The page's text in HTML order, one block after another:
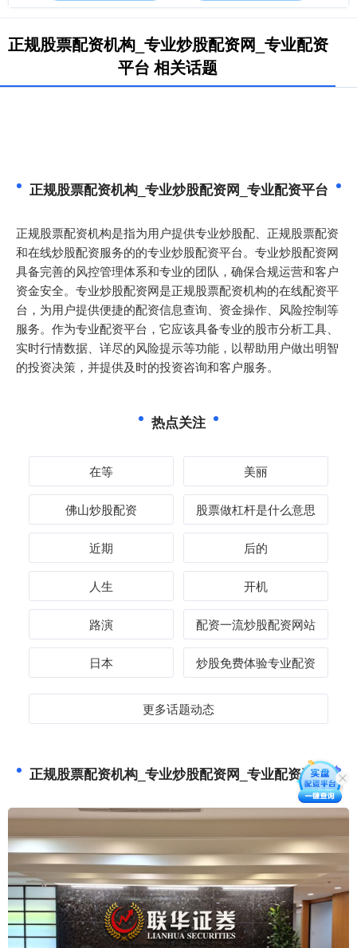
正规股票配资机构_专业炒股配资网_专业配资
平台 相关话题
正规股票配资机构_专业炒股配资网_专业配资平台
正规股票配资机构是指为用户提供专业炒股配、正规股票配资
和在线炒股配资服务的的专业炒股配资平台。专业炒股配资网
具备完善的风控管理体系和专业的团队，确保合规运营和客户
资金安全。专业炒股配资网是正规股票配资机构的在线配资平
台，为用户提供便捷的配资信息查询、资金操作、风险控制等
服务。作为专业配资平台，它应该具备专业的股市分析工具、
实时行情数据、详尽的风险提示等功能，以帮助用户做出明智
的投资决策，并提供及时的投资咨询和客户服务。
热点关注
在等 美丽
佛山炒股配资 股票做杠杆是什么意思
近期 后的
人生 开机
路演 配资一流炒股配资网站
日本 炒股免费体验专业配资
更多话题动态
正规股票配资机构_专业炒股配资网_专业配资平台